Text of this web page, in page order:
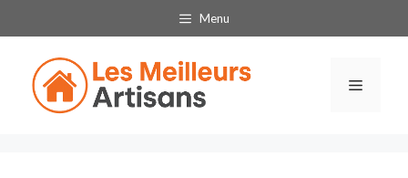
au
contenu
Menu
Menu